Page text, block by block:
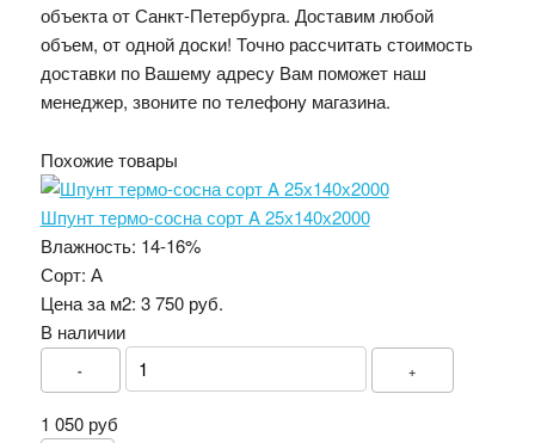
объекта от Санкт-Петербурга. Доставим любой
объем, от одной доски! Точно рассчитать стоимость
доставки по Вашему адресу Вам поможет наш
менеджер, звоните по телефону магазина.
Похожие товары
Шпунт термо-сосна сорт A 25х140х2000
Влажность: 14-16%
Сорт: А
Цена за м2: 3 750 руб.
В наличии
- +
1 050 руб